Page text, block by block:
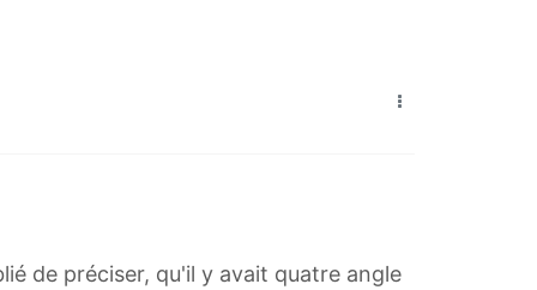
de préciser, qu'il y avait quatre angle